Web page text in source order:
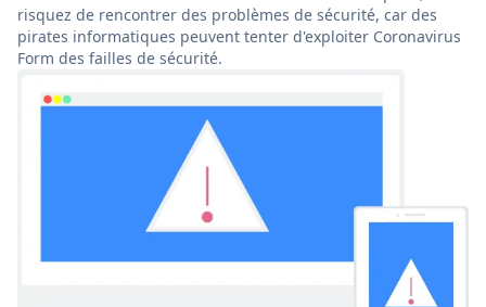
risquez de rencontrer des problèmes de sécurité, car des
pirates informatiques peuvent tenter d'exploiter Coronavirus
Form des failles de sécurité.